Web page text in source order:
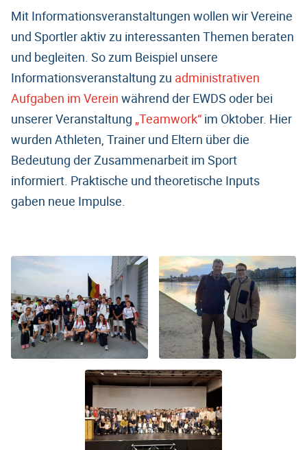
Mit Informationsveranstaltungen wollen wir Vereine
und Sportler aktiv zu interessanten Themen beraten
und begleiten. So zum Beispiel unsere
Informationsveranstaltung zu administrativen
Aufgaben im Verein während der EWDS oder bei
unserer Veranstaltung „Teamwork“ im Oktober. Hier
wurden Athleten, Trainer und Eltern über die
Bedeutung der Zusammenarbeit im Sport
informiert. Praktische und theoretische Inputs
gaben neue Impulse.